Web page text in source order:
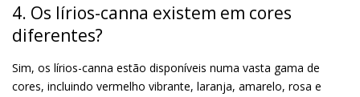
4. Os lírios-canna existem em cores
diferentes?
Sim, os lírios-canna estão disponíveis numa vasta gama de
cores, incluindo vermelho vibrante, laranja, amarelo, rosa e